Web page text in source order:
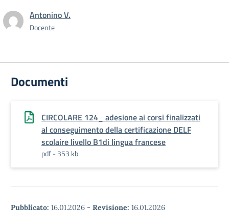
Antonino V.
Docente
Documenti
CIRCOLARE 124_ adesione ai corsi finalizzati
al conseguimento della certificazione DELF
scolaire livello B1di lingua francese
pdf - 353 kb
Pubblicato: 16.01.2026 - Revisione: 16.01.2026